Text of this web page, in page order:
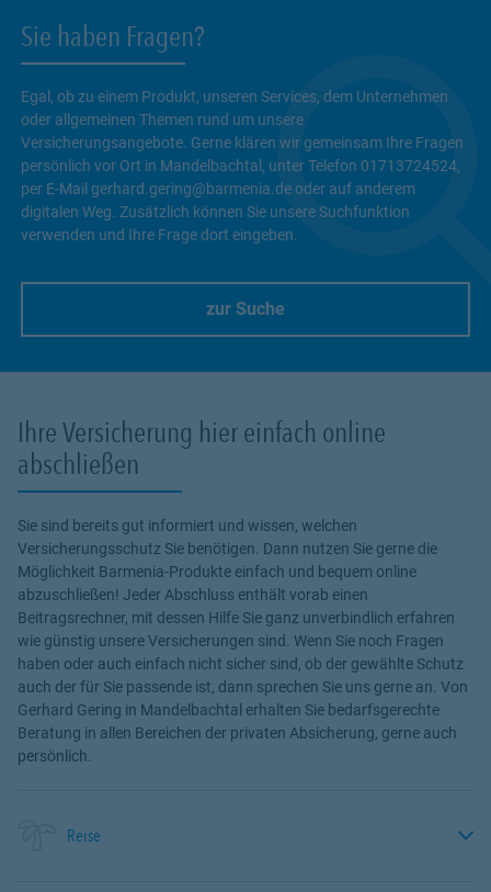
Sie haben Fragen?
Egal, ob zu einem Produkt, unseren Services, dem Unternehmen
oder allgemeinen Themen rund um unsere
Versicherungsangebote. Gerne klären wir gemeinsam Ihre Fragen
persönlich vor Ort in Mandelbachtal, unter Telefon 01713724524,
per E-Mail gerhard.gering@barmenia.de oder auf anderem
digitalen Weg. Zusätzlich können Sie unsere Suchfunktion
verwenden und Ihre Frage dort eingeben.
zur Suche
Ihre Versicherung hier einfach online
abschließen
Sie sind bereits gut informiert und wissen, welchen
Versicherungsschutz Sie benötigen. Dann nutzen Sie gerne die
Möglichkeit Barmenia-Produkte einfach und bequem online
abzuschließen! Jeder Abschluss enthält vorab einen
Beitragsrechner, mit dessen Hilfe Sie ganz unverbindlich erfahren
wie günstig unsere Versicherungen sind. Wenn Sie noch Fragen
haben oder auch einfach nicht sicher sind, ob der gewählte Schutz
auch der für Sie passende ist, dann sprechen Sie uns gerne an. Von
Gerhard Gering in Mandelbachtal erhalten Sie bedarfsgerechte
Beratung in allen Bereichen der privaten Absicherung, gerne auch
persönlich.
Reise